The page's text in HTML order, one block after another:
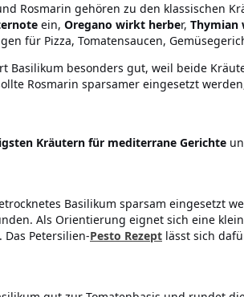
Rosmarin gehören zu den klassischen
ein, Oregano wirkt herber, Thymian
für Pizza, Tomatensaucen,
Basilikum besonders gut, weil beide
Rosmarin sparsamer eingesetzt
Kräutern für mediterrane Gerichte
Basilikum sparsam eingesetzt
Als Orientierung eignet sich eine
Petersilien-Pesto Rezept lässt sich